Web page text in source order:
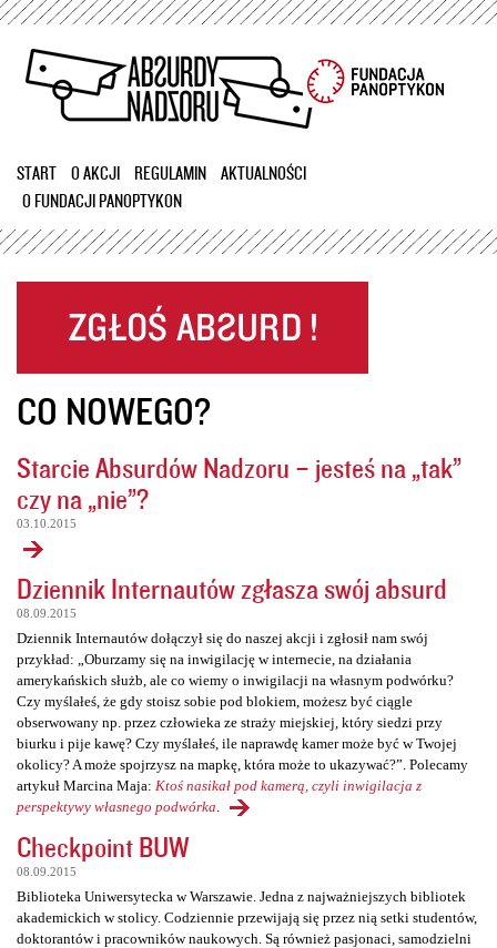
Przejdź
treści
START O AKCJI REGULAMIN
AKTUALNOŚCI
O FUNDACJI PANOPTYKON
CO NOWEGO?
Starcie Absurdów Nadzoru – jesteś na „tak”
czy na „nie”?
03.10.2015
Dziennik Internautów zgłasza swój absurd
08.09.2015
Dziennik Internautów dołączył się do naszej akcji i zgłosił nam swój
przykład: „Oburzamy się na inwigilację w internecie, na działania
amerykańskich służb, ale co wiemy o inwigilacji na własnym podwórku?
Czy myślałeś, że gdy stoisz sobie pod blokiem, możesz być ciągle
obserwowany np. przez człowieka ze straży miejskiej, który siedzi przy
biurku i pije kawę? Czy myślałeś, ile naprawdę kamer może być w Twojej
okolicy? A może spojrzysz na mapkę, która może to ukazywać?”. Polecamy
artykuł Marcina Maja: Ktoś nasikał pod kamerą, czyli inwigilacja z
perspektywy własnego podwórka
Checkpoint BUW
08.09.2015
Biblioteka Uniwersytecka w Warszawie. Jedna z najważniejszych bibliotek
akademickich w stolicy. Codziennie przewijają się przez nią setki studentów,
doktorantów i pracowników naukowych. Są również pasjonaci, samodzielni